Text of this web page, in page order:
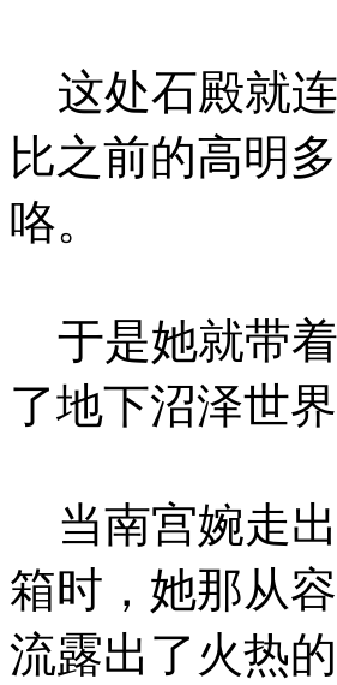
这处石殿就
比之前的高明
咯。
于是她就带
了地下沼泽世界
当南宫婉走
箱时，她那从
流露出了火热的